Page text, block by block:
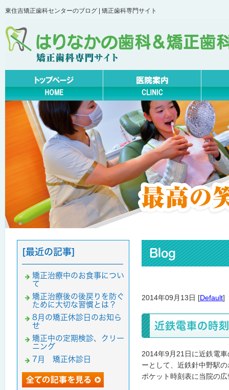
東住吉矯正歯科センターのブログ | 矯正歯科専門サイト
Blog
2014年09月13日 [Default]
近鉄電車の時
2014年9月21日に近鉄電
ーとして、近鉄針中野駅
ポケット時刻表に当院の
[最近の記事]
矯正治療中のお食事につい
て
矯正治療後の後戻りを防ぐ
ために大切な習慣とは？
8月の矯正休診日のお知ら
せ
矯正中の定期検診、クリー
ニング
7月 矯正休診日